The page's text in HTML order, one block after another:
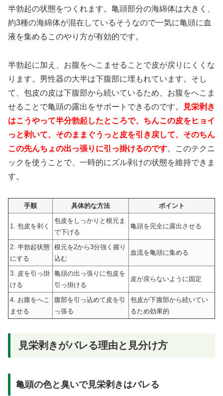
半勃起の状態をつくれます。亀頭部分の海綿体は大きく、
約3種の海綿体が混在しているそうなので一気に亀頭に血
液を集めるこのやり方が有効的です。
半勃起に加え、お腹をへこませることで皮が戻りにくくな
ります。男性器の大半は下腹部に埋もれています。そし
て、包皮の皮は下腹部から続いているため、お腹をへこま
せることで亀頭の露出をサポートできるのです。
見栄剥き
はこうやって半分勃起したところで、ちんこの皮をヒョイ
っと剥いて、そのままぐうっと皮を引き戻して、そのちん
この先んちょの出っ張りに引っ掛けるのです。このテクニ
ックを使うことで、一時的にズル剥けの状態を維持できま
す。
手順 具体的な方法 ポイント
1. 包皮を剥く
包皮をしっかりと根元ま
で下げる
亀頭を完全に露出させる
2. 半勃起状態
にする
根元を2から3分強く握り
込む
血流を亀頭に集める
3. 皮を引っ掛
ける
亀頭の出っ張りに包皮を
引っ掛ける
皮が戻らないように固定
4. お腹をへこ
ませる
腹部を引っ込めて皮を引
っ張る
包皮が下腹部から続いてい
るため効果的
見栄剥きがバレる理由と見分け方
亀頭の色と臭いで見栄剥きはバレる